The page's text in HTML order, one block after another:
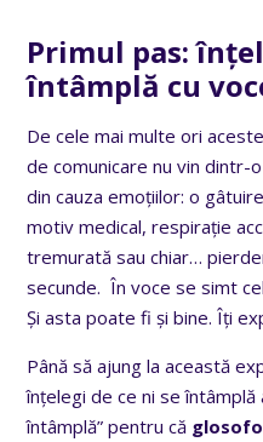
Primul pas:
întâmplă cu
De cele mai multe ori
de comunicare nu vin dintr-
din cauza emoțiilor: o
motiv medical, respirație
tremurată sau chiar…
secunde. În voce se simt
Și asta poate fi și bine. Îți
Până să ajung la această
înțelegi de ce ni se întâmplă
întâmplă” pentru că